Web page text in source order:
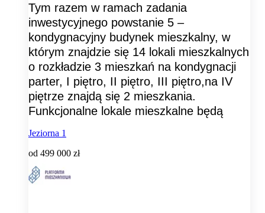
Tym razem w ramach zadania
inwestycyjnego powstanie 5 –
kondygnacyjny budynek mieszkalny, w
którym znajdzie się 14 lokali mieszkalnych
o rozkładzie 3 mieszkań na kondygnacji
parter, I piętro, II piętro, III piętro,na IV
piętrze znajdą się 2 mieszkania.
Funkcjonalne lokale mieszkalne będą
Jeziorna 1
od 499 000 zł